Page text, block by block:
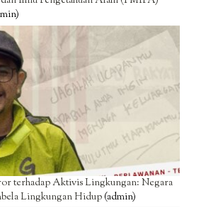
terhadap Aktivis Lingkungan: Negara
Lingkungan Hidup(admin)